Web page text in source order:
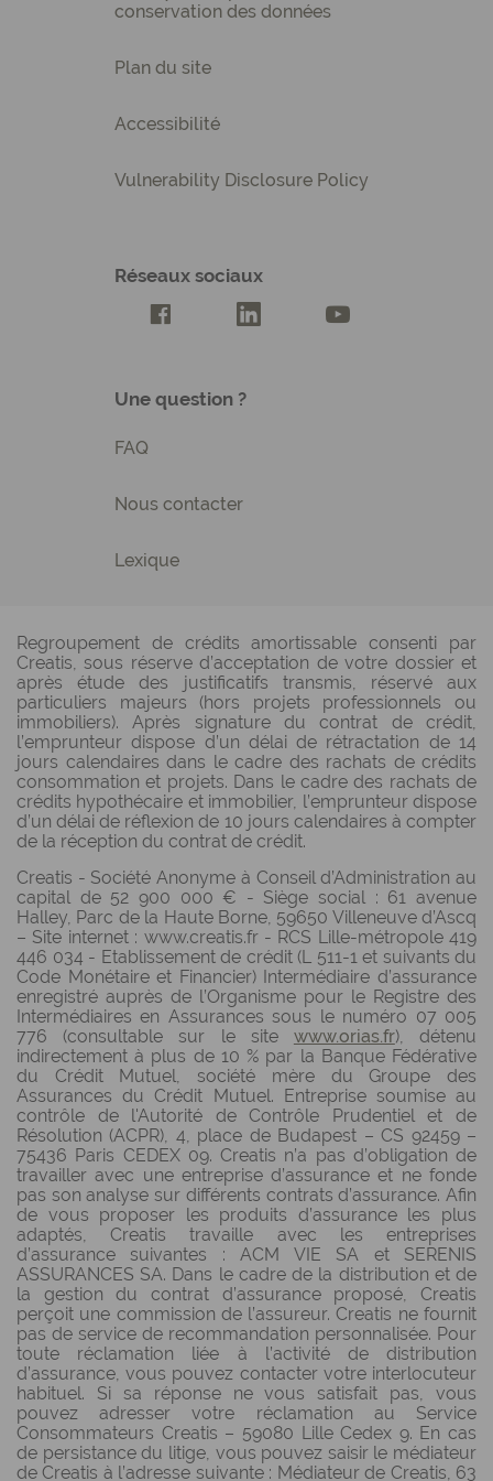
conservation des données
Plan du site
Accessibilité
Vulnerability Disclosure Policy
Réseaux sociaux
Compte Facebook Creatis
Compte LinkedIn Creatis
Compte Youtube
Une question ?
FAQ
Nous contacter
Lexique
Regroupement de crédits amortissable consenti par
Creatis, sous réserve d’acceptation de votre dossier et
après étude des justificatifs transmis, réservé aux
particuliers majeurs (hors projets professionnels ou
immobiliers). Après signature du contrat de crédit,
l’emprunteur dispose d’un délai de rétractation de 14
jours calendaires dans le cadre des rachats de crédits
consommation et projets. Dans le cadre des rachats de
crédits hypothécaire et immobilier, l’emprunteur dispose
d’un délai de réflexion de 10 jours calendaires à compter
de la réception du contrat de crédit.
Creatis - Société Anonyme à Conseil d’Administration au
capital de 52 900 000 € - Siège social : 61 avenue
Halley, Parc de la Haute Borne, 59650 Villeneuve d’Ascq
– Site internet : www.creatis.fr - RCS Lille-métropole 419
446 034 - Etablissement de crédit (L 511-1 et suivants du
Code Monétaire et Financier) Intermédiaire d’assurance
enregistré auprès de l’Organisme pour le Registre des
Intermédiaires en Assurances sous le numéro 07 005
776 (consultable sur le site www.orias.fr), détenu
indirectement à plus de 10 % par la Banque Fédérative
du Crédit Mutuel, société mère du Groupe des
Assurances du Crédit Mutuel. Entreprise soumise au
contrôle de l'Autorité de Contrôle Prudentiel et de
Résolution (ACPR), 4, place de Budapest – CS 92459 –
75436 Paris CEDEX 09. Creatis n’a pas d’obligation de
travailler avec une entreprise d’assurance et ne fonde
pas son analyse sur différents contrats d’assurance. Afin
de vous proposer les produits d’assurance les plus
adaptés, Creatis travaille avec les entreprises
d’assurance suivantes : ACM VIE SA et SERENIS
ASSURANCES SA. Dans le cadre de la distribution et de
la gestion du contrat d’assurance proposé, Creatis
perçoit une commission de l’assureur. Creatis ne fournit
pas de service de recommandation personnalisée. Pour
toute réclamation liée à l’activité de distribution
d’assurance, vous pouvez contacter votre interlocuteur
habituel. Si sa réponse ne vous satisfait pas, vous
pouvez adresser votre réclamation au Service
Consommateurs Creatis – 59080 Lille Cedex 9. En cas
de persistance du litige, vous pouvez saisir le médiateur
de Creatis à l’adresse suivante : Médiateur de Creatis, 63